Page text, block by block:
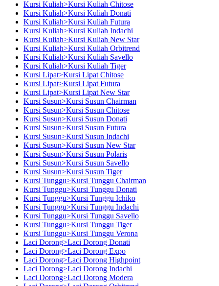
Kursi Kuliah>Kursi Kuliah Chitose
Kursi Kuliah>Kursi Kuliah Donati
Kursi Kuliah>Kursi Kuliah Futura
Kursi Kuliah>Kursi Kuliah Indachi
Kursi Kuliah>Kursi Kuliah New Star
Kursi Kuliah>Kursi Kuliah Orbitrend
Kursi Kuliah>Kursi Kuliah Savello
Kursi Kuliah>Kursi Kuliah Tiger
Kursi Lipat>Kursi Lipat Chitose
Kursi Lipat>Kursi Lipat Futura
Kursi Lipat>Kursi Lipat New Star
Kursi Susun>Kursi Susun Chairman
Kursi Susun>Kursi Susun Chitose
Kursi Susun>Kursi Susun Donati
Kursi Susun>Kursi Susun Futura
Kursi Susun>Kursi Susun Indachi
Kursi Susun>Kursi Susun New Star
Kursi Susun>Kursi Susun Polaris
Kursi Susun>Kursi Susun Savello
Kursi Susun>Kursi Susun Tiger
Kursi Tunggu>Kursi Tunggu Chairman
Kursi Tunggu>Kursi Tunggu Donati
Kursi Tunggu>Kursi Tunggu Ichiko
Kursi Tunggu>Kursi Tunggu Indachi
Kursi Tunggu>Kursi Tunggu Savello
Kursi Tunggu>Kursi Tunggu Tiger
Kursi Tunggu>Kursi Tunggu Verona
Laci Dorong>Laci Dorong Donati
Laci Dorong>Laci Dorong Expo
Laci Dorong>Laci Dorong Highpoint
Laci Dorong>Laci Dorong Indachi
Laci Dorong>Laci Dorong Modera